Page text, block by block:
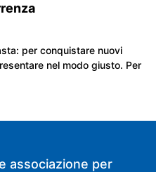
per conquistare nuovi
nel modo giusto. Per
associazione per